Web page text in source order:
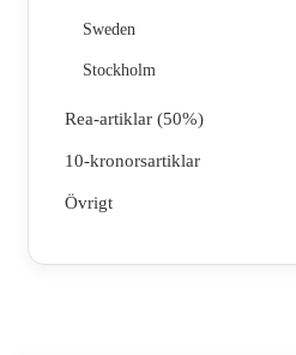
Sweden
Stockholm
Rea-artiklar (50%)
10-kronorsartiklar
Övrigt